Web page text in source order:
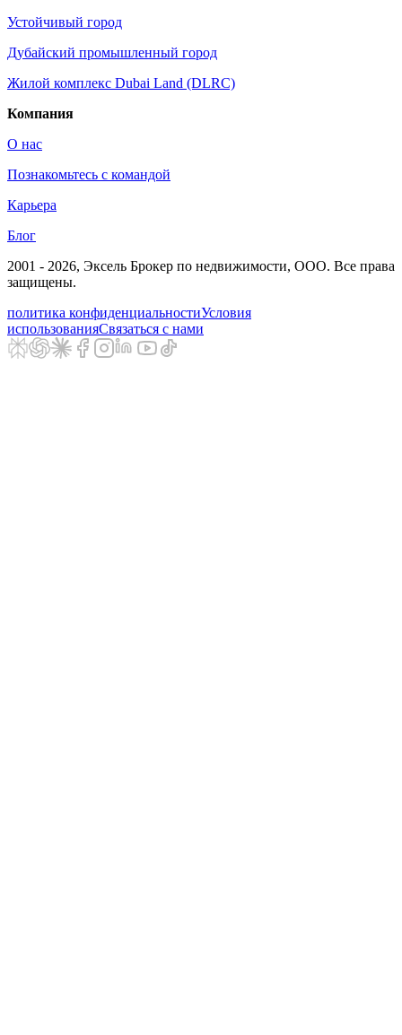
Устойчивый город
Дубайский промышленный город
Жилой комплекс Dubai Land (DLRC)
Компания
О нас
Познакомьтесь с командой
Карьера
Блог
2001 - 2026, Эксель Брокер по недвижимости, ООО. Все права
защищены.
политика конфиденциальностиУсловия
использованияСвязаться с нами